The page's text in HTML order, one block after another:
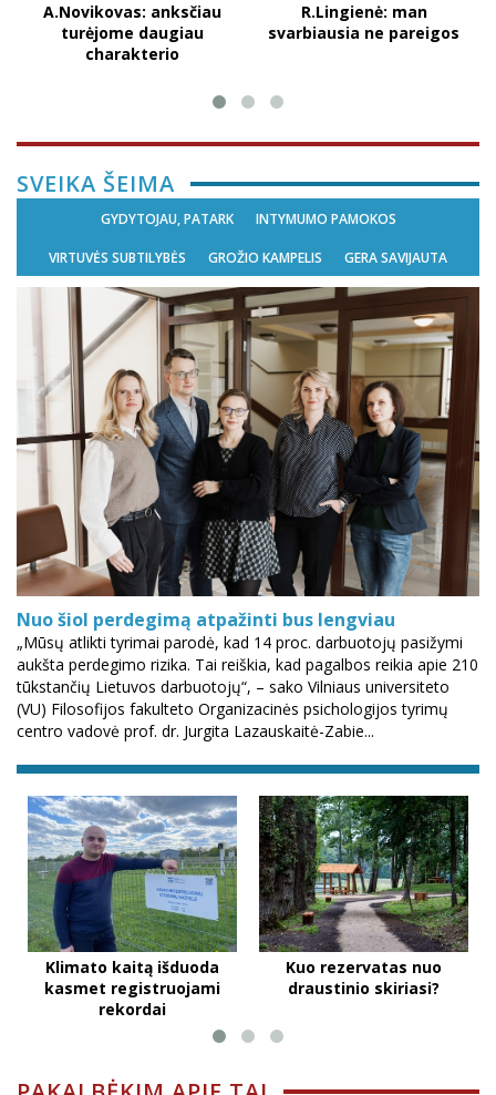
A.Novikovas: anksčiau
turėjome daugiau
charakterio
R.Lingienė: man
svarbiausia ne pareigos
SVEIKA ŠEIMA
GYDYTOJAU, PATARK INTYMUMO PAMOKOS
VIRTUVĖS SUBTILYBĖS GROŽIO KAMPELIS GERA SAVIJAUTA
Nuo šiol perdegimą atpažinti bus lengviau
„Mūsų atlikti tyrimai parodė, kad 14 proc. darbuotojų pasižymi
aukšta perdegimo rizika. Tai reiškia, kad pagalbos reikia apie 210
tūkstančių Lietuvos darbuotojų“, – sako Vilniaus universiteto
(VU) Filosofijos fakulteto Organizacinės psichologijos tyrimų
centro vadovė prof. dr. Jurgita Lazauskaitė-Zabie...
Klimato kaitą išduoda
kasmet registruojami
rekordai
Kuo rezervatas nuo
draustinio skiriasi?